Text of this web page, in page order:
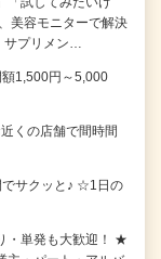
美容モニターで解決
サプリメン…
1,500円～5,000
くの店舗で間時間
でサクッと♪ ☆1日の
・単発も大歓迎！ ★